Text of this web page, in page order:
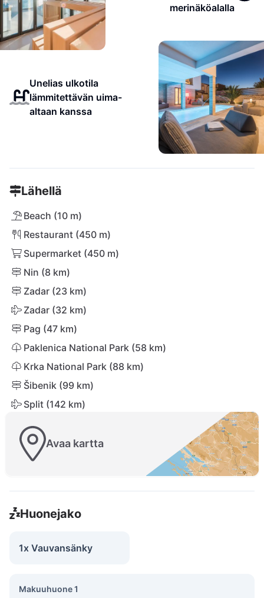
merinäköalalla
Unelias ulkotila
lämmitettävän uima-
altaan kanssa
Lähellä
Beach (10 m)
Restaurant (450 m)
Supermarket (450 m)
Nin (8 km)
Zadar (23 km)
Zadar (32 km)
Pag (47 km)
Paklenica National Park (58 km)
Krka National Park (88 km)
Šibenik (99 km)
Split (142 km)
Avaa kartta
Huonejako
1x Vauvansänky
Makuuhuone 1